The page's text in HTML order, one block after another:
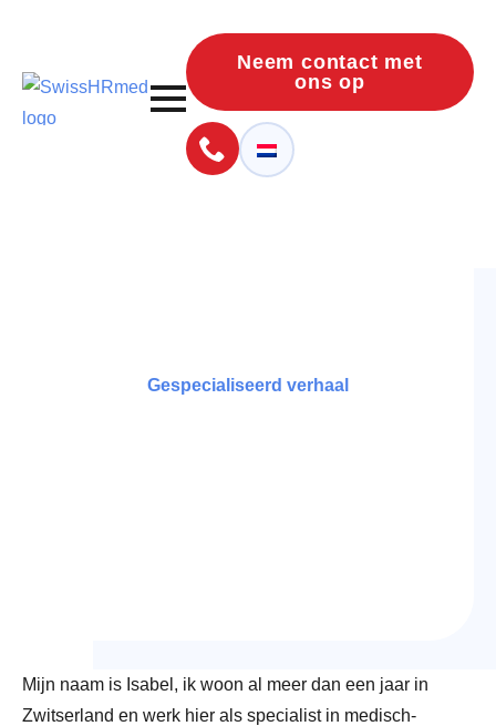
Neem contact met
ons op
Gespecialiseerd verhaal
Mijn naam is Isabel, ik woon al meer dan een jaar in
Zwitserland en werk hier als specialist in medisch-